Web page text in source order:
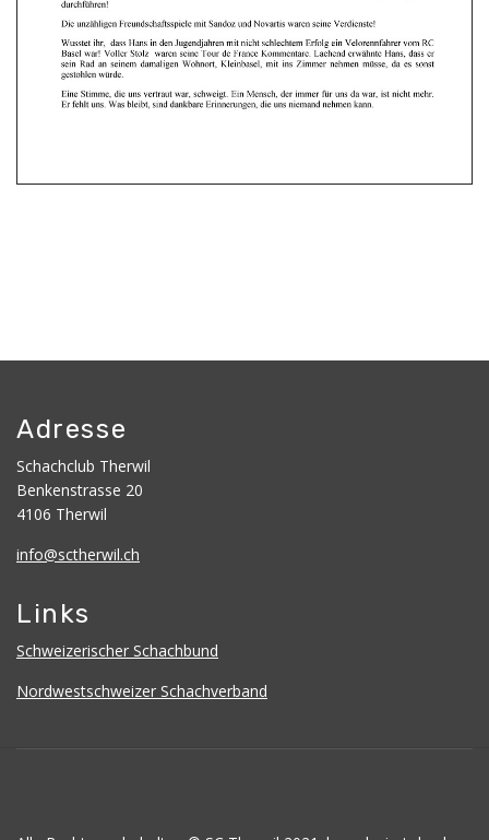
Adresse
Schachclub Therwil
Benkenstrasse 20
4106 Therwil
info@sctherwil.ch
Links
Schweizerischer Schachbund
Nordwestschweizer Schachverband